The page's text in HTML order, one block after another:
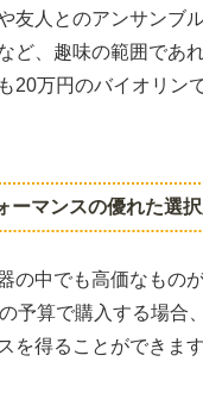
友人とのアンサンブ
ど、趣味の範囲であ
20万円のバイオリン
ーマンスの優れた選
の中でも高価なもの
予算で購入する場合
を得ることができます